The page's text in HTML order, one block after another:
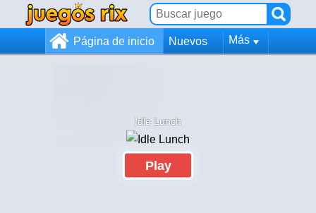
Página de inicio Nuevos Más
Idle Lunch
Play